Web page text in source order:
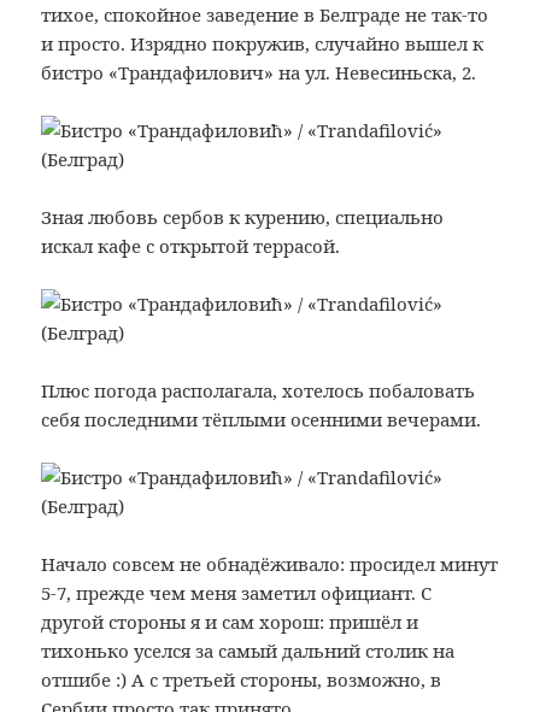
тихое, спокойное заведение в Белграде не так-то
и просто. Изрядно покружив, случайно вышел к
бистро «Трандафилович» на ул. Невесиньска, 2.
Зная любовь сербов к курению, специально
искал кафе с открытой террасой.
Плюс погода располагала, хотелось побаловать
себя последними тёплыми осенними вечерами.
Начало совсем не обнадёживало: просидел минут
5-7, прежде чем меня заметил официант. С
другой стороны я и сам хорош: пришёл и
тихонько уселся за самый дальний столик на
отшибе :) А с третьей стороны, возможно, в